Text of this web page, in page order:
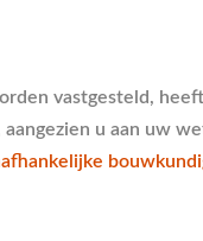
vastgesteld,
u aan uw